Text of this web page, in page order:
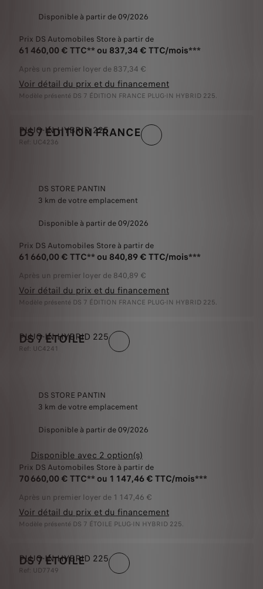
Disponible à partir de 09/2026
Prix DS Automobiles Store à partir de
61 460,00 € TTC** ou 837,34 € TTC/mois***
Après un premier loyer de 837,34 €
Voir détail du prix et du financement
Modèle présenté DS 7 ÉDITION FRANCE PLUG-IN HYBRID 225.
DS 7 ÉDITION FRANCE
PLUG-IN HYBRID 225
Ref: UC4236
DS STORE PANTIN
3 km de votre emplacement
Disponible à partir de 09/2026
Prix DS Automobiles Store à partir de
61 660,00 € TTC** ou 840,89 € TTC/mois***
Après un premier loyer de 840,89 €
Voir détail du prix et du financement
Modèle présenté DS 7 ÉDITION FRANCE PLUG-IN HYBRID 225.
DS 7 ÉTOILE
PLUG-IN HYBRID 225
Ref: UC4241
DS STORE PANTIN
3 km de votre emplacement
Disponible à partir de 09/2026
Disponible avec 2 option(s)
Prix DS Automobiles Store à partir de
70 660,00 € TTC** ou 1 147,46 € TTC/mois***
Après un premier loyer de 1 147,46 €
Voir détail du prix et du financement
Modèle présenté DS 7 ÉTOILE PLUG-IN HYBRID 225.
DS 7 ÉTOILE
PLUG-IN HYBRID 225
Ref: UD7749